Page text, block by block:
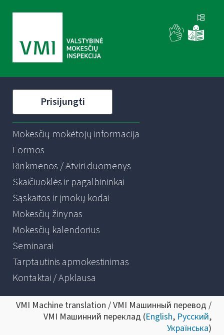
Prisijungti
Mokesčių mokėtojų informacija
Formos
Rinkmenos / Atviri duomenys
Skaičiuoklės ir pagalbininkai
Sąskaitos ir įmokų kodai
Mokesčių žinynas
Mokesčių kalendorius
Seminarai
Tarptautinis apmokestinimas
Kontaktai / Apklausa
VMI Machine translation / VMI Машинный перевод /
VMI Машинний переклад (English, Русский,
Українська)